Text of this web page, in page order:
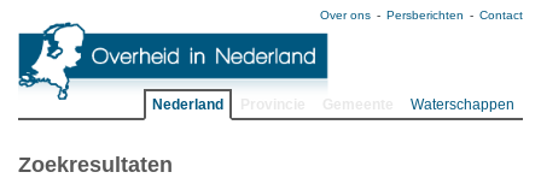
Over ons Persberichten Contact
Nederland Waterschappen
Zoekresultaten